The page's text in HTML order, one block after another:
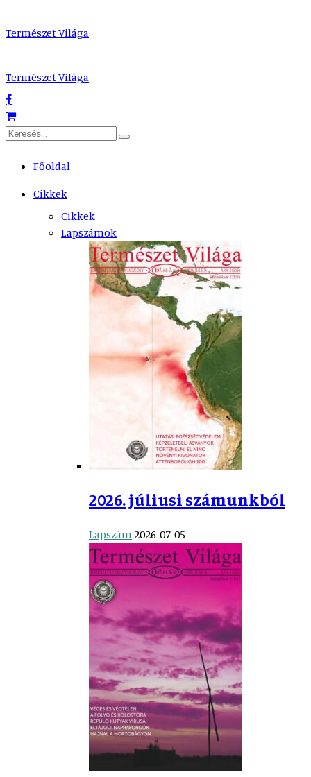
Természet Világa
Természet Világa
Főoldal
Cikkek
Cikkek
Lapszámok
2026. júliusi számunkból
Lapszám 2026-07-05